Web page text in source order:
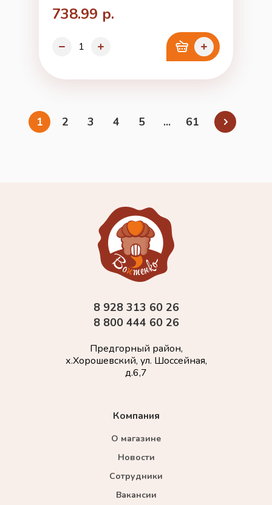
738.99 р.
1 2 3 4 5 ... 61
Компания
О магазине
Новости
Сотрудники
Вакансии
8 928 313 60 26
8 800 444 60 26
Предгорный район,
х.Хорошевский, ул. Шоссейная,
д.6,7